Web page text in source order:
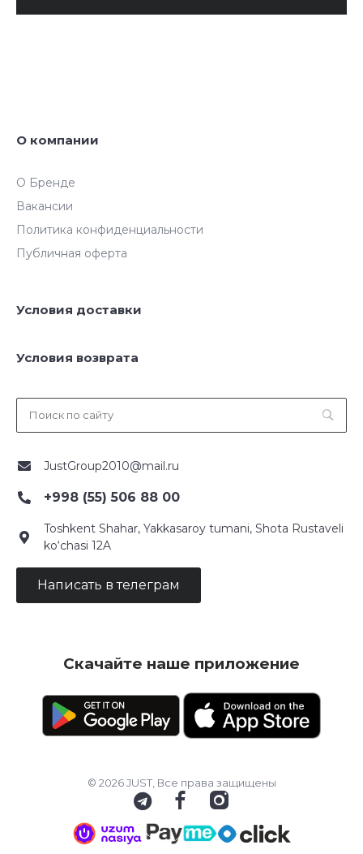
О компании
О Бренде
Вакансии
Политика конфиденциальности
Публичная оферта
Условия доставки
Условия возврата
JustGroup2010@mail.ru
+998 (55) 506 88 00
Toshkent Shahar, Yakkasaroy tumani, Shota Rustaveli
ko‘chasi 12A
Написать в телеграм
Скачайте наше приложение
© 2026 JUST, Все права защищены